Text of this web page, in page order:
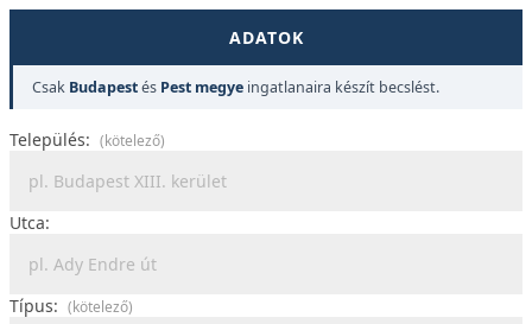
ADATOK
Csak Budapestés Pest megye ingatlanaira készít becslést.
Település: (kötelező)
Utca:
Típus: (kötelező)